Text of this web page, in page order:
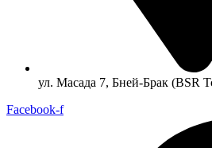
ул. Масада 7, Бней-Брак (BSR
Facebook-f